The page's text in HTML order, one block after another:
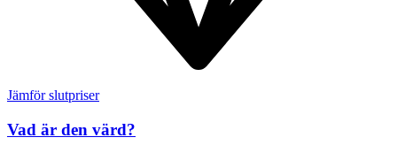
Jämför slutpriser
Vad är den värd?